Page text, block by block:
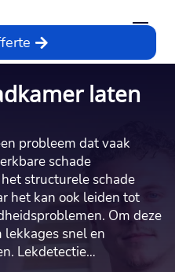
laten
probleem dat vaak
schade
structurele schade
het kan ook leiden tot
Om deze
lekkages snel en
Lekdetectie…